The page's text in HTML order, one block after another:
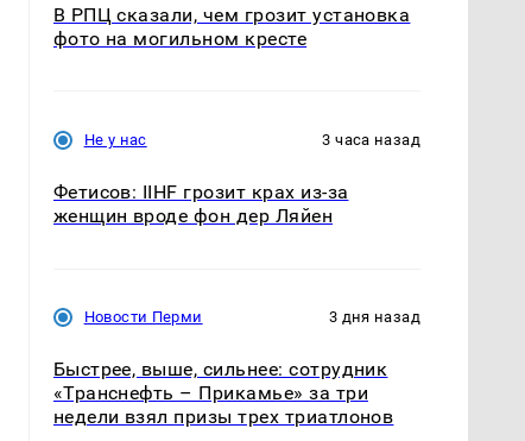
В РПЦ сказали, чем грозит установка
фото на могильном кресте
Не у нас 3 часа назад
Фетисов: IIHF грозит крах из-за
женщин вроде фон дер Ляйен
Новости Перми 3 дня назад
Быстрее, выше, сильнее: сотрудник
«Транснефть – Прикамье» за три
недели взял призы трех триатлонов